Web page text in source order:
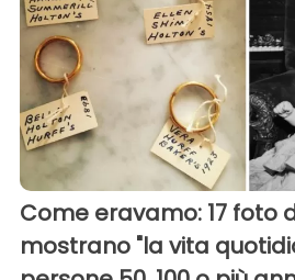
Come eravamo: 17 foto
mostrano "la vita